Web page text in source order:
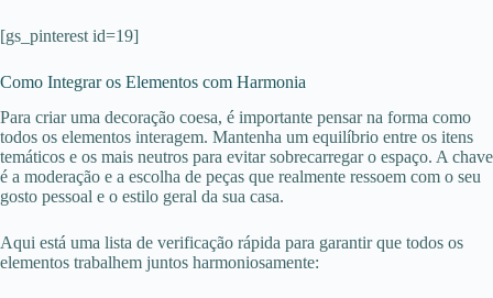
[gs_pinterest id=19]
Como Integrar os Elementos com Harmonia
Para criar uma decoração coesa, é importante pensar na forma como
todos os elementos interagem. Mantenha um equilíbrio entre os itens
temáticos e os mais neutros para evitar sobrecarregar o espaço. A chave
é a moderação e a escolha de peças que realmente ressoem com o seu
gosto pessoal e o estilo geral da sua casa.
Aqui está uma lista de verificação rápida para garantir que todos os
elementos trabalhem juntos harmoniosamente: